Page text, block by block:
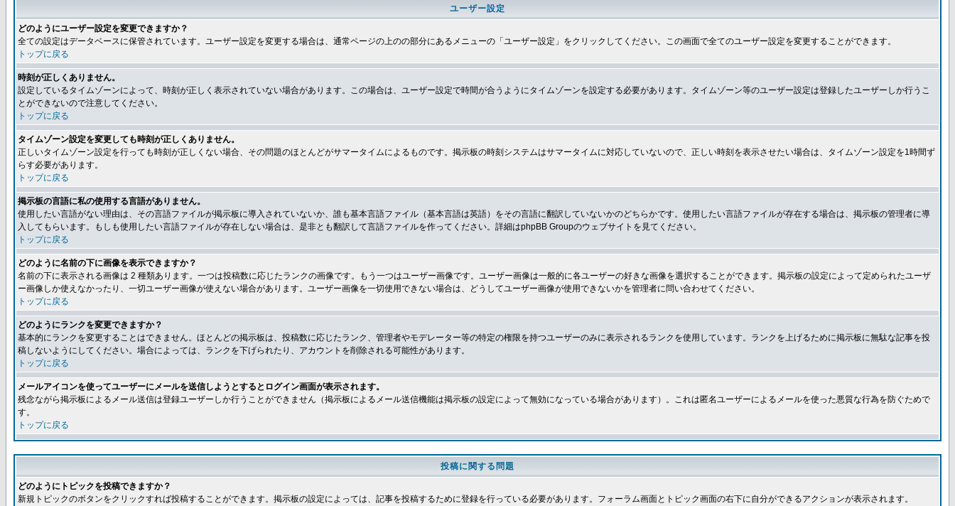
ユーザー設定
どのようにユーザー設定を変更できますか？
全ての設定はデータベースに保管されています。ユーザー設定を変更する場合は、通常ページの上のの部分にあるメニューの「ユーザー設定」をクリックしてください。この画面で全てのユーザー設定を変更することができます。
トップに戻る
時刻が正しくありません。
設定しているタイムゾーンによって、時刻が正しく表示されていない場合があります。この場合は、ユーザー設定で時間が合うようにタイムゾーンを設定する必要があります。タイムゾーン等のユーザー設定は登録したユーザーしか行うこ
とができないので注意してください。
トップに戻る
タイムゾーン設定を変更しても時刻が正しくありません。
正しいタイムゾーン設定を行っても時刻が正しくない場合、その問題のほとんどがサマータイムによるものです。掲示板の時刻システムはサマータイムに対応していないので、正しい時刻を表示させたい場合は、タイムゾーン設定を1時間ず
らす必要があります。
トップに戻る
掲示板の言語に私の使用する言語がありません。
使用したい言語がない理由は、その言語ファイルが掲示板に導入されていないか、誰も基本言語ファイル（基本言語は英語）をその言語に翻訳していないかのどちらかです。使用したい言語ファイルが存在する場合は、掲示板の管理者に導
入してもらいます。もしも使用したい言語ファイルが存在しない場合は、是非とも翻訳して言語ファイルを作ってください。詳細はphpBB Groupのウェブサイトを見てください。
トップに戻る
どのように名前の下に画像を表示できますか？
名前の下に表示される画像は 2 種類あります。一つは投稿数に応じたランクの画像です。もう一つはユーザー画像です。ユーザー画像は一般的に各ユーザーの好きな画像を選択することができます。掲示板の設定によって定められたユーザ
ー画像しか使えなかったり、一切ユーザー画像が使えない場合があります。ユーザー画像を一切使用できない場合は、どうしてユーザー画像が使用できないかを管理者に問い合わせてください。
トップに戻る
どのようにランクを変更できますか？
基本的にランクを変更することはできません。ほとんどの掲示板は、投稿数に応じたランク、管理者やモデレーター等の特定の権限を持つユーザーのみに表示されるランクを使用しています。ランクを上げるために掲示板に無駄な記事を投
稿しないようにしてください。場合によっては、ランクを下げられたり、アカウントを削除される可能性があります。
トップに戻る
メールアイコンを使ってユーザーにメールを送信しようとするとログイン画面が表示されます。
残念ながら掲示板によるメール送信は登録ユーザーしか行うことができません（掲示板によるメール送信機能は掲示板の設定によって無効になっている場合があります）。これは匿名ユーザーによるメールを使った悪質な行為を防ぐためで
す。
トップに戻る
投稿に関する問題
どのようにトピックを投稿できますか？
新規トピックのボタンをクリックすれば投稿することができます。掲示板の設定によっては、記事を投稿するために登録を行っている必要があります。フォーラム画面とトピック画面の右下に自分ができるアクションが表示されます。